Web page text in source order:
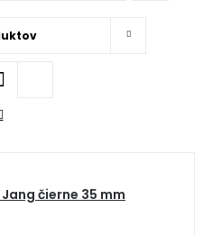
čierne 35 mm